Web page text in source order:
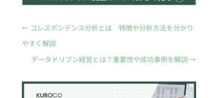
← コレスポンデンス分析とは 特徴や分析方法を分かり
やすく解説
データドリブン経営とは？重要性や成功事例を解説→